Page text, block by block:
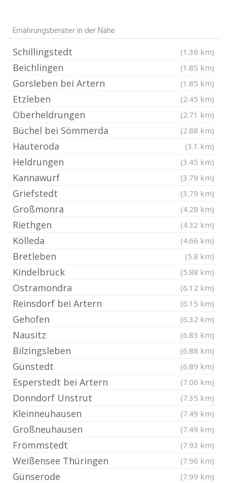
Ernährungsberater in der Nähe
Schillingstedt (1.36 km)
Beichlingen (1.85 km)
Gorsleben bei Artern (1.85 km)
Etzleben (2.45 km)
Oberheldrungen (2.71 km)
Büchel bei Sömmerda (2.88 km)
Hauteroda (3.1 km)
Heldrungen (3.45 km)
Kannawurf (3.79 km)
Griefstedt (3.79 km)
Großmonra (4.28 km)
Riethgen (4.32 km)
Kölleda (4.66 km)
Bretleben (5.8 km)
Kindelbrück (5.88 km)
Ostramondra (6.12 km)
Reinsdorf bei Artern (6.15 km)
Gehofen (6.32 km)
Nausitz (6.83 km)
Bilzingsleben (6.88 km)
Günstedt (6.89 km)
Esperstedt bei Artern (7.06 km)
Donndorf Unstrut (7.35 km)
Kleinneuhausen (7.49 km)
Großneuhausen (7.49 km)
Frömmstedt (7.93 km)
Weißensee Thüringen (7.96 km)
Günserode (7.99 km)